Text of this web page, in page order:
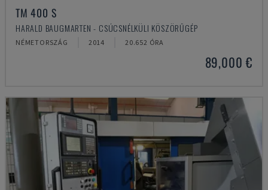
TM 400 S
HARALD BAUGMARTEN - CSÚCSNÉLKÜLI KÖSZÖRŰGÉP
NÉMETORSZÁG 2014 20.652 ÓRA
89,000 €